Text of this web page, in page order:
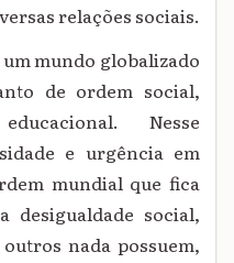
relações sociais.
mundo globalizado
de ordem social,
Nesse
e urgência em
mundial que fica
desigualdade social,
nada possuem,